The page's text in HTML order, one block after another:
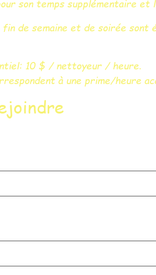
son temps supplémentaire
de semaine et de soirée sont
10 $ / nettoyeur / heure.
à une prime/heure